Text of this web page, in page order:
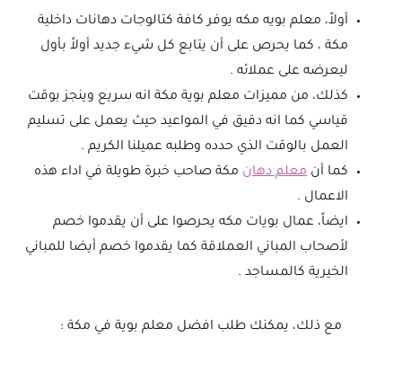
أولاً، معلم بويه مكه يوفر كافة كتالوجات دهانات داخلية
مكة ، كما يحرص على أن يتابع كل شيء جديد أولاً بأول
ليعرضه على عملائه .
كذلك، من مميزات معلم بوية مكة انه سريع وينجز بوقت
قياسي كما انه دقيق في المواعيد حيث يعمل على تسليم
العمل بالوقت الذي حدده وطلبه عميلنا الكريم .
كما أن معلم دهان مكة صاحب خبرة طويلة في اداء هذه
الاعمال .
ايضاً، عمال بويات مكه يحرصوا على أن يقدموا خصم
لأصحاب المباني العملاقة كما يقدموا خصم أيضا للمباني
الخيرية كالمساجد .
مع ذلك، يمكنك طلب افضل معلم بوية في مكة :